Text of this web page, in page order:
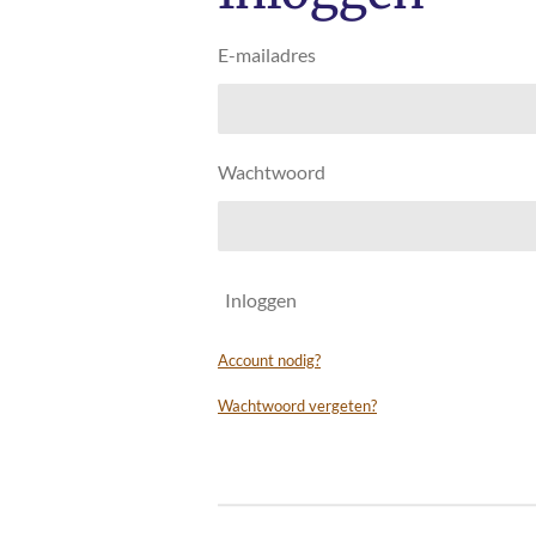
E-mailadres
Wachtwoord
Inloggen
Account nodig?
Wachtwoord vergeten?